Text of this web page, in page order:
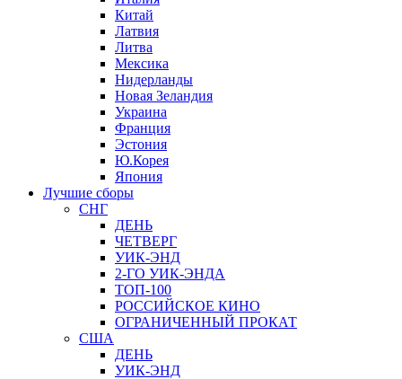
Китай
Латвия
Литва
Мексика
Нидерланды
Новая Зеландия
Украина
Франция
Эстония
Ю.Корея
Япония
Лучшие сборы
СНГ
ДЕНЬ
ЧЕТВЕРГ
УИК-ЭНД
2-ГО УИК-ЭНДА
ТОП-100
РОССИЙСКОЕ КИНО
ОГРАНИЧЕННЫЙ ПРОКАТ
США
ДЕНЬ
УИК-ЭНД